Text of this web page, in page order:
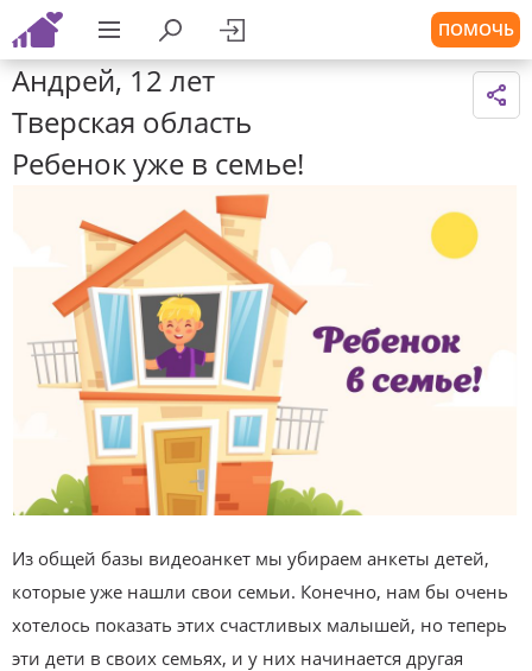
ПОМОЧЬ
Андрей, 12 лет
Тверская область
Ребенок уже в семье!
Из общей базы видеоанкет мы убираем анкеты детей,
которые уже нашли свои семьи. Конечно, нам бы очень
хотелось показать этих счастливых малышей, но теперь
эти дети в своих семьях, и у них начинается другая